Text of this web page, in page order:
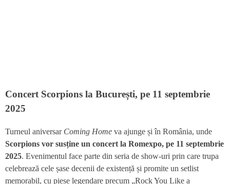
Concert Scorpions la București, pe 11 septembrie
2025
Turneul aniversar Coming Home va ajunge și în România, unde
Scorpions vor susține un concert la Romexpo, pe 11 septembrie
2025. Evenimentul face parte din seria de show-uri prin care trupa
celebrează cele șase decenii de existență și promite un setlist
memorabil, cu piese legendare precum „Rock You Like a